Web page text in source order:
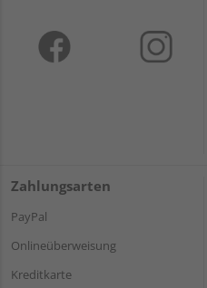
Zahlungsarten
PayPal
Onlineüberweisung
Kreditkarte